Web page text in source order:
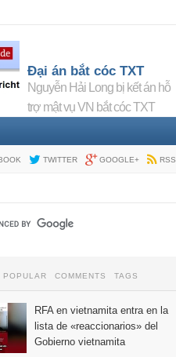
Đại án bắt cóc TXT
Nguyễn Hải Long bị kết án hỗ
trợ mật vụ VN bắt cóc TXT
TWITTER GOOGLE+ RSS
POPULAR COMMENTS TAGS
RFA en vietnamita entra en la
lista de «reaccionarios» del
Gobierno vietnamita